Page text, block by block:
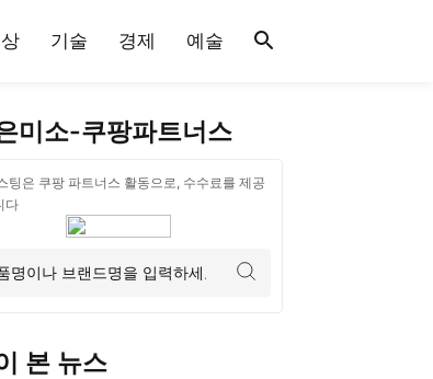
기술 경제 예술
미소-쿠팡파트너스
팅은 쿠팡 파트너스 활동으로, 수수료를 제공
다
본 뉴스